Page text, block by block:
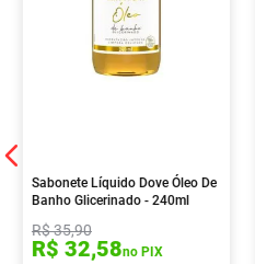
Sabonete Líquido Dove Óleo De
Banho Glicerinado - 240ml
R$35,90
R$ 32,58no PIX